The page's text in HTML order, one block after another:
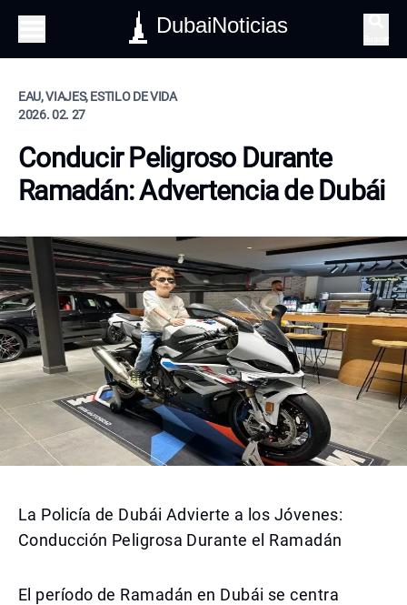
DubaiNoticias
EAU, VIAJES, ESTILO DE VIDA
2026. 02. 27
Conducir Peligroso Durante
Ramadán: Advertencia de Dubái
La Policía de Dubái Advierte a los Jóvenes:
Conducción Peligrosa Durante el Ramadán
El período de Ramadán en Dubái se centra